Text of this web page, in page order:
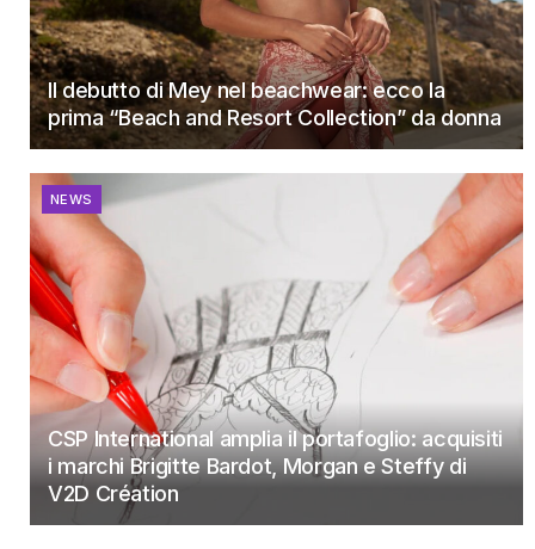
Il debutto di Mey nel beachwear: ecco la
prima “Beach and Resort Collection” da donna
NEWS
CSP International amplia il portafoglio: acquisiti
i marchi Brigitte Bardot, Morgan e Steffy di
V2D Création